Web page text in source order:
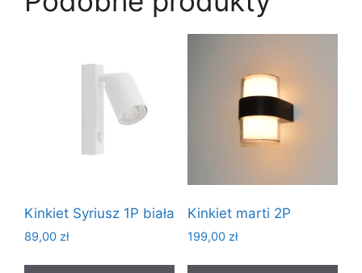
Kinkiet Syriusz 1P biała
89,00 zł
Kinkiet marti 2P
199,00 zł